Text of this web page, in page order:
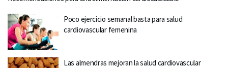
Poco ejercicio semanal basta para salud
cardiovascular femenina
Las almendras mejoran la salud cardiovascular